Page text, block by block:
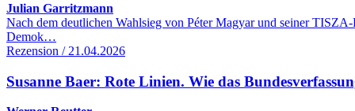
Julian Garritzmann
Nach dem deutlichen Wahlsieg von Péter Magyar und seiner
Demok…
Rezension / 21.04.2026
Susanne Baer: Rote Linien. Wie das